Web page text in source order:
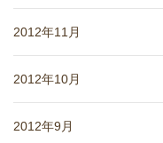
2012年11月
2012年10月
2012年9月